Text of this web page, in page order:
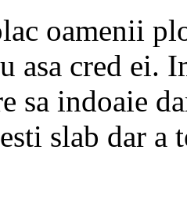
oamenii
asa cred ei.
sa indoaie
slab dar